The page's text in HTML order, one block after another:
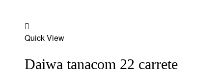
to
Quick View
Daiwa tanacom 22 carrete